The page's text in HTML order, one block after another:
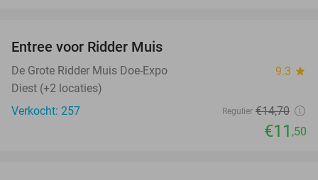
TODAY
Entree voor Ridder Muis
De Grote Ridder Muis Doe-Expo 9.3 star
Diest (+2 locaties)
Verkocht: 257
Regulier €14,70
€11 ,50